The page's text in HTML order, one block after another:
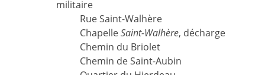
militaire
Rue Saint-Walhère
ChapelleSaint-Walhère, décharge
Chemin du Briolet
Chemin de Saint-Aubin